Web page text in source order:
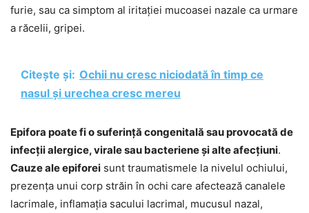
furie, sau ca simptom al iritației mucoasei nazale ca urmare
a răcelii, gripei.
Citește și: Ochii nu cresc niciodată în timp ce
nasul și urechea cresc mereu
Epifora poate fi o suferință congenitală sau provocată de
infecții alergice, virale sau bacteriene și alte afecțiuni.
Cauze ale epiforei sunt traumatismele la nivelul ochiului,
prezența unui corp străin în ochi care afectează canalele
lacrimale, inflamația sacului lacrimal, mucusul nazal,